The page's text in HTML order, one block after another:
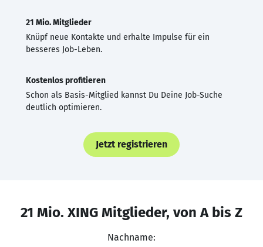
21 Mio. Mitglieder
Knüpf neue Kontakte und erhalte Impulse für ein
besseres Job-Leben.
Kostenlos profitieren
Schon als Basis-Mitglied kannst Du Deine Job-Suche
deutlich optimieren.
Jetzt registrieren
21 Mio. XING Mitglieder, von A bis Z
Nachname: